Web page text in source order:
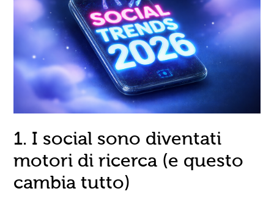
1. I social sono diventati
motori di ricerca (e questo
cambia tutto)